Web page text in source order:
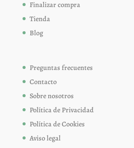
Finalizar compra
Tienda
Blog
Preguntas frecuentes
Contacto
Sobre nosotros
Política de Privacidad
Política de Cookies
Aviso legal